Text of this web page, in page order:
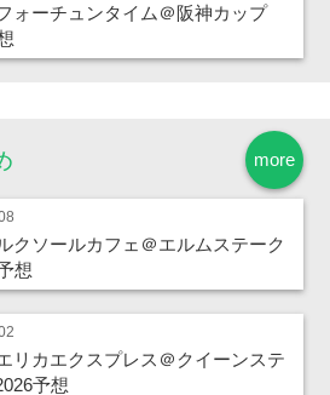
ォーチュンタイム＠阪神カップ
more
クソールカフェ＠エルムステーク
想
リカエクスプレス＠クイーンステ
予想